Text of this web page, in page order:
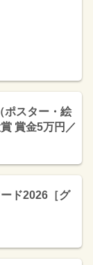
ポスター・絵
賞金5万円／
ド2026［グ